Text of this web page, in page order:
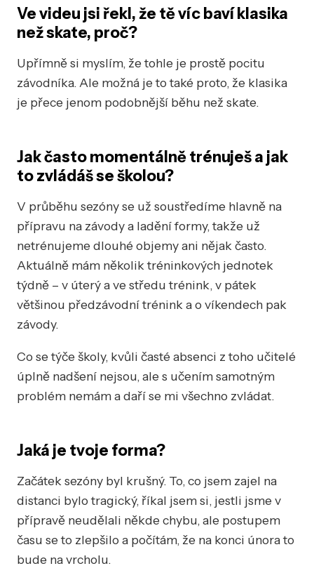
Ve videu jsi řekl, že tě víc baví klasika
než skate, proč?
Upřímně si myslím, že tohle je prostě pocitu
závodníka. Ale možná je to také proto, že klasika
je přece jenom podobnější běhu než skate.
Jak často momentálně trénuješ a jak
to zvládáš se školou?
V průběhu sezóny se už soustředíme hlavně na
přípravu na závody a ladění formy, takže už
netrénujeme dlouhé objemy ani nějak často.
Aktuálně mám několik tréninkových jednotek
týdně – v úterý a ve středu trénink, v pátek
většinou předzávodní trénink a o víkendech pak
závody.
Co se týče školy, kvůli časté absenci z toho učitelé
úplně nadšení nejsou, ale s učením samotným
problém nemám a daří se mi všechno zvládat.
Jaká je tvoje forma?
Začátek sezóny byl krušný. To, co jsem zajel na
distanci bylo tragický, říkal jsem si, jestli jsme v
přípravě neudělali někde chybu, ale postupem
času se to zlepšilo a počítám, že na konci února to
bude na vrcholu.